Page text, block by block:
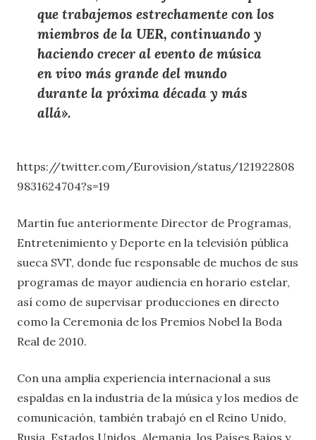
que trabajemos estrechamente con los
miembros de la UER, continuando y
haciendo crecer al evento de música
en vivo más grande del mundo
durante la próxima década y más
allá».
https://twitter.com/Eurovision/status/121922808
9831624704?s=19
Martin fue anteriormente Director de Programas,
Entretenimiento y Deporte en la televisión pública
sueca SVT, donde fue responsable de muchos de sus
programas de mayor audiencia en horario estelar,
así como de supervisar producciones en directo
como la Ceremonia de los Premios Nobel la Boda
Real de 2010.
Con una amplia experiencia internacional a sus
espaldas en la industria de la música y los medios de
comunicación, también trabajó en el Reino Unido,